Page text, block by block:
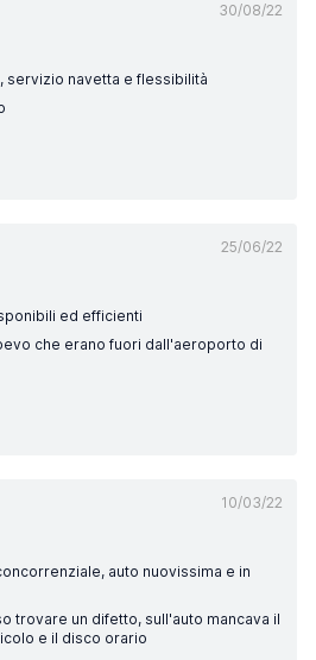
30/08/22
servizio navetta e flessibilità
25/06/22
ed efficienti
che erano fuori dall'aeroporto di
10/03/22
auto nuovissima e in
trovare un difetto, sull'auto mancava il
e il disco orario